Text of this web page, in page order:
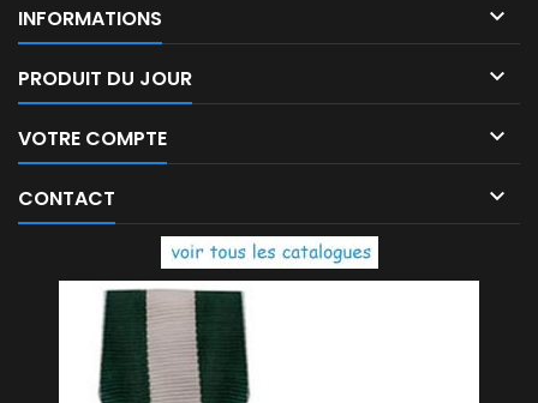
INFORMATIONS 
PRODUIT DU JOUR 
VOTRE COMPTE 
CONTACT 